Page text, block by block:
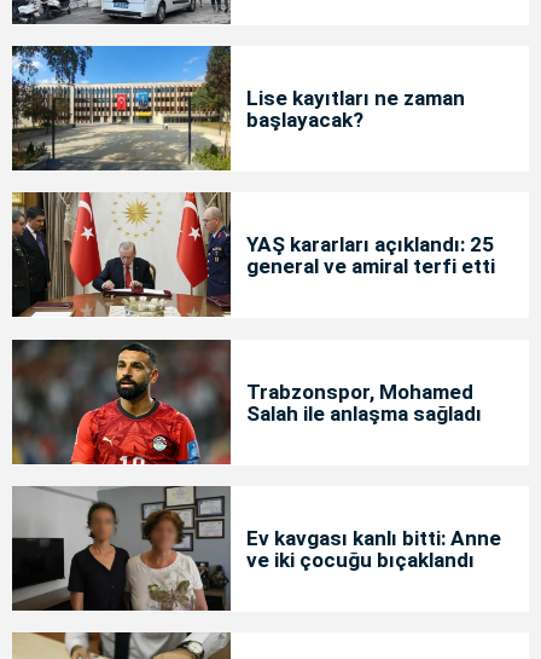
Lise kayıtları ne zaman
başlayacak?
YAŞ kararları açıklandı: 25
general ve amiral terfi etti
Trabzonspor, Mohamed
Salah ile anlaşma sağladı
Ev kavgası kanlı bitti: Anne
ve iki çocuğu bıçaklandı